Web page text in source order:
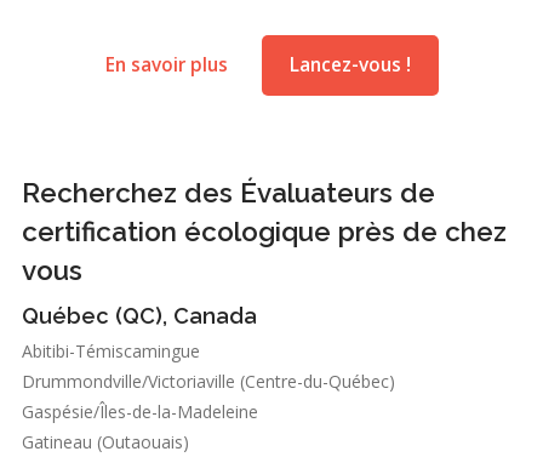
En savoir plus Lancez-vous !
Recherchez des Évaluateurs de
certification écologique près de chez
vous
Québec (QC), Canada
Abitibi-Témiscamingue
Drummondville/Victoriaville (Centre-du-Québec)
Gaspésie/Îles-de-la-Madeleine
Gatineau (Outaouais)